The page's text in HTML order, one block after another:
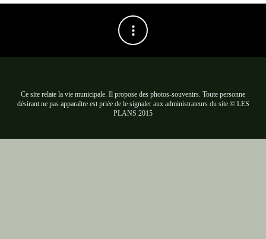
Ce site relate la vie municipale. Il propose des photos-souvenirs. Toute personne
désirant ne pas apparaître est priée de le signaler aux administrateurs du site.© LES
PLANS 2015